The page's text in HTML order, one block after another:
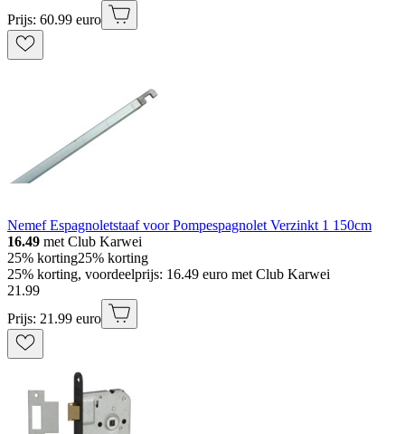
Prijs: 60.99 euro
Nemef Espagnoletstaaf voor Pompespagnolet Verzinkt 1 150cm
16.49 met Club Karwei
25% korting25% korting
25% korting, voordeelprijs: 16.49 euro met Club Karwei
21 .99
Prijs: 21.99 euro